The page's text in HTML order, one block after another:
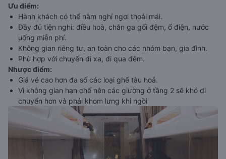
Ưu điểm:
Hành khách có thể nằm nghỉ ngơi thoải mái.
Đầy đủ tiện nghi: điều hoà, chăn ga gối đệm, ổ điện, nước
uống miễn phí.
Không gian riêng tư, an toàn cho các nhóm bạn, gia đình.
Phù hợp với chuyến đi xa, đi qua đêm.
Nhược điểm:
Giá vé cao hơn đa số các loại ghế tàu hoả.
Vì không gian hạn chế nên các giường ở tầng 2 sẽ khó di
chuyển hơn và phải khom lưng khi ngồi